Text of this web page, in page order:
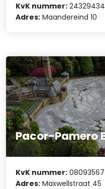
KvK nummer: 24329434
Adres: Maandereind 10
Pacor-Pamero
KvK nummer: 08093567
Adres: Maxwellstraat 45